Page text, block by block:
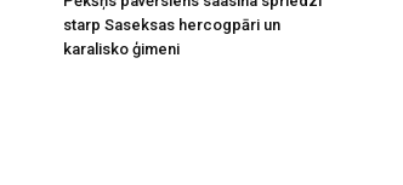
starp Saseksas hercogpāri un
karalisko ģimeni